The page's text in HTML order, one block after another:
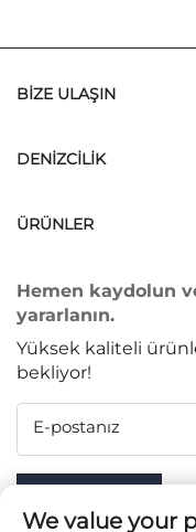
BIZE ULAŞIN
DENIZCILIK
ÜRÜNLER
Hemen kaydolun
yararlanın.
Yüksek kaliteli
bekliyor!
E-postanız
We value your